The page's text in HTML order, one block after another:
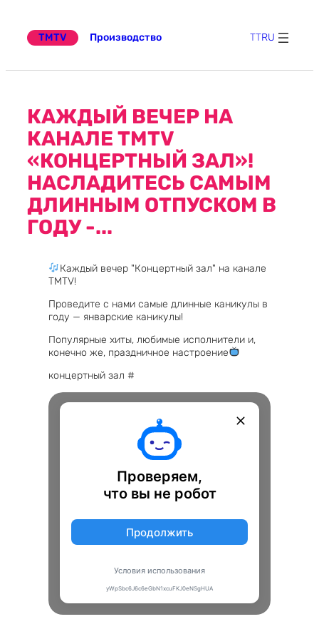
содержимому
TMTV Производство TTRU
КАЖДЫЙ ВЕЧЕР НА
КАНАЛЕ TMTV
«КОНЦЕРТНЫЙ ЗАЛ»!
НАСЛАДИТЕСЬ САМЫМ
ДЛИННЫМ ОТПУСКОМ В
ГОДУ -...
Каждый вечер "Концертный зал" на канале
TMTV!
Проведите с нами самые длинные каникулы в
году — январские каникулы!
Популярные хиты, любимые исполнители и,
конечно же, праздничное настроение
концертный зал #